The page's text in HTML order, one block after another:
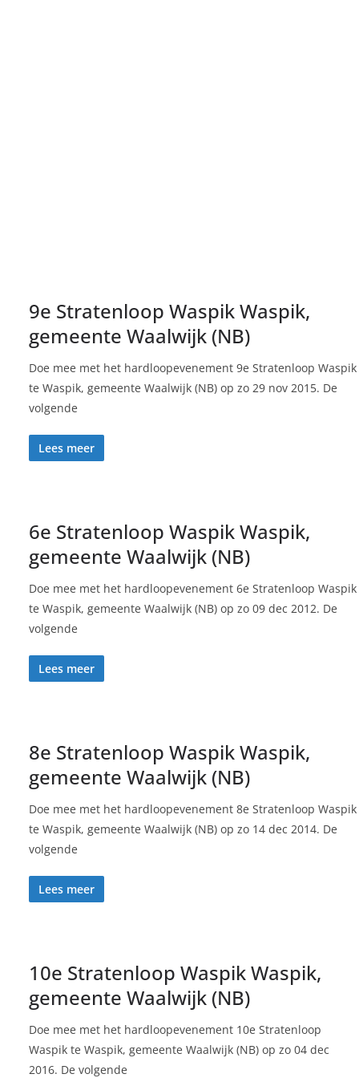
9e Stratenloop Waspik Waspik,
gemeente Waalwijk (NB)
Doe mee met het hardloopevenement 9e Stratenloop Waspik
te Waspik, gemeente Waalwijk (NB) op zo 29 nov 2015. De
volgende
Lees meer
6e Stratenloop Waspik Waspik,
gemeente Waalwijk (NB)
Doe mee met het hardloopevenement 6e Stratenloop Waspik
te Waspik, gemeente Waalwijk (NB) op zo 09 dec 2012. De
volgende
Lees meer
8e Stratenloop Waspik Waspik,
gemeente Waalwijk (NB)
Doe mee met het hardloopevenement 8e Stratenloop Waspik
te Waspik, gemeente Waalwijk (NB) op zo 14 dec 2014. De
volgende
Lees meer
10e Stratenloop Waspik Waspik,
gemeente Waalwijk (NB)
Doe mee met het hardloopevenement 10e Stratenloop
Waspik te Waspik, gemeente Waalwijk (NB) op zo 04 dec
2016. De volgende